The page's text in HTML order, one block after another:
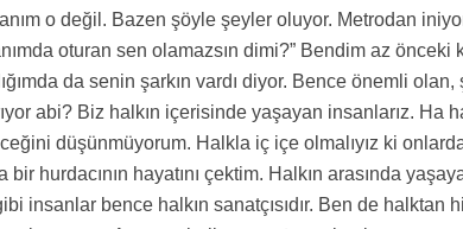
o değil. Bazen şöyle şeyler oluyor. Metrodan
oturan sen olamazsın dimi?” Bendim az önceki
da senin şarkın vardı diyor. Bence önemli olan,
abi? Biz halkın içerisinde yaşayan insanlarız. Ha
düşünmüyorum. Halkla iç içe olmalıyız ki
hurdacının hayatını çektim. Halkın arasında
insanlar bence halkın sanatçısıdır. Ben de